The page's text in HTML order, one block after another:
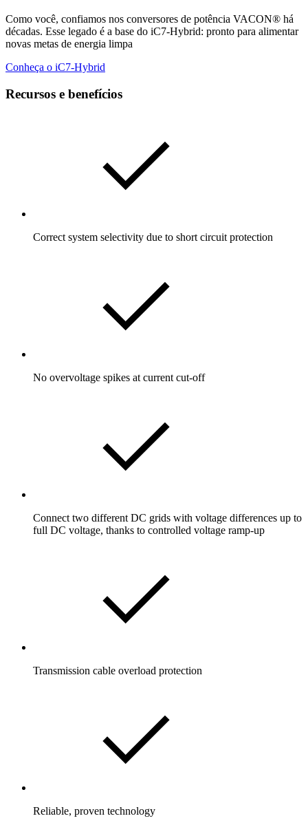
Como você, confiamos nos conversores de potência VACON® há
décadas. Esse legado é a base do iC7-Hybrid: pronto para alimentar
novas metas de energia limpa
Conheça o iC7-Hybrid
Recursos e benefícios
Correct system selectivity due to short circuit protection
No overvoltage spikes at current cut-off
Connect two different DC grids with voltage differences up to
full DC voltage, thanks to controlled voltage ramp-up
Transmission cable overload protection
Reliable, proven technology